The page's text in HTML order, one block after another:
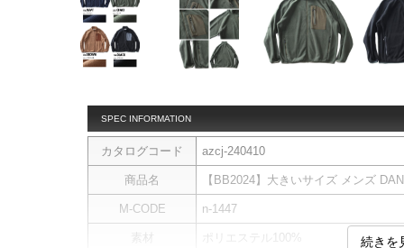
SPEC INFORMATION
カタログコード azcj-240410
商品名 【BB2024】大きいサイズ メンズ
M-CODE n-1447
ポリエステル100% 続きを